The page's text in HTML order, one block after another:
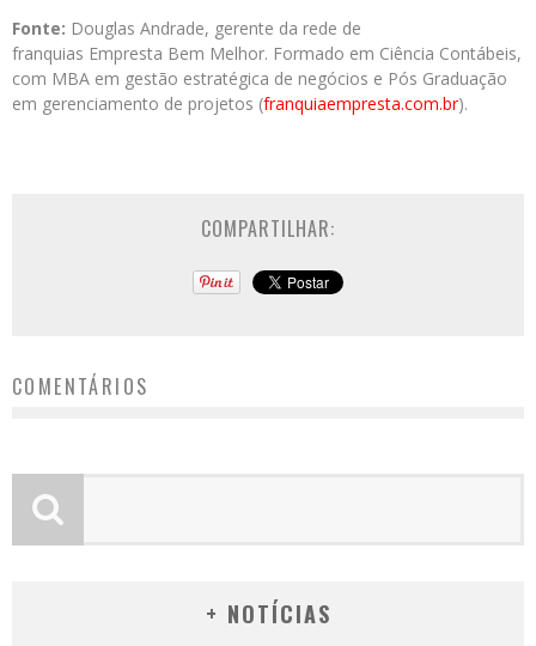
Fonte: Douglas Andrade, gerente da rede de
franquias Empresta Bem Melhor. Formado em Ciência Contábeis,
com MBA em gestão estratégica de negócios e Pós Graduação
em gerenciamento de projetos (franquiaempresta.com.br).
COMPARTILHAR:
COMENTÁRIOS
+ NOTÍCIAS